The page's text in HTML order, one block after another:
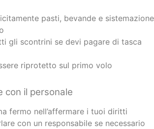
pasti, bevande e sistemazione
gli scontrini se devi pagare di tasca
riprotetto sul primo volo
con il personale
fermo nell’affermare i tuoi diritti
con un responsabile se necessario